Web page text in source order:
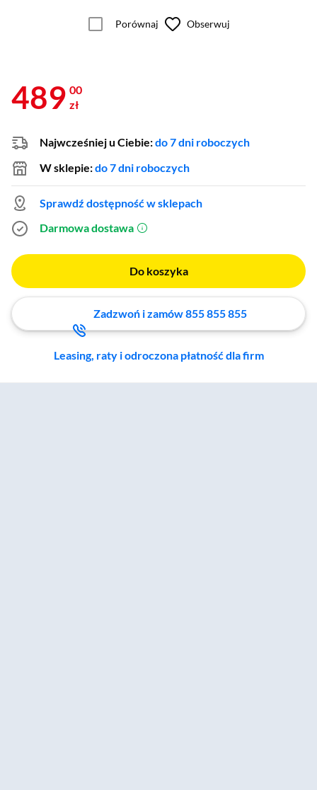
Porównaj Obserwuj
489 00
zł
Najwcześniej u Ciebie:do 7 dni roboczych
W sklepie:do 7 dni roboczych
Sprawdź dostępność w sklepach
Darmowa dostawa (otworzy się w nowym oknie)
Do koszyka
Zadzwoń i zamów 855 855 855
Leasing, raty i odroczona płatność dla firm